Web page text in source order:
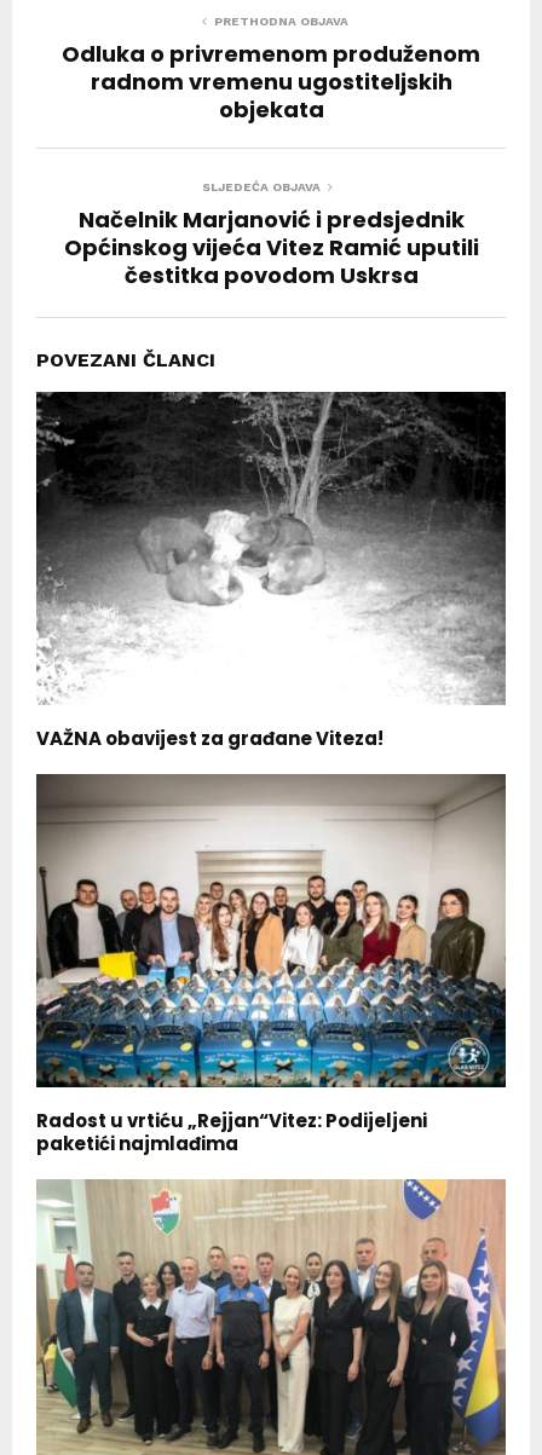
PRETHODNA OBJAVA
Odluka o privremenom produženom
radnom vremenu ugostiteljskih
objekata
SLJEDEĆA OBJAVA
Načelnik Marjanović i predsjednik
Općinskog vijeća Vitez Ramić uputili
čestitka povodom Uskrsa
POVEZANI ČLANCI
VAŽNA obavijest za građane Viteza!
Radost u vrtiću „Rejjan“Vitez: Podijeljeni
paketići najmlađima